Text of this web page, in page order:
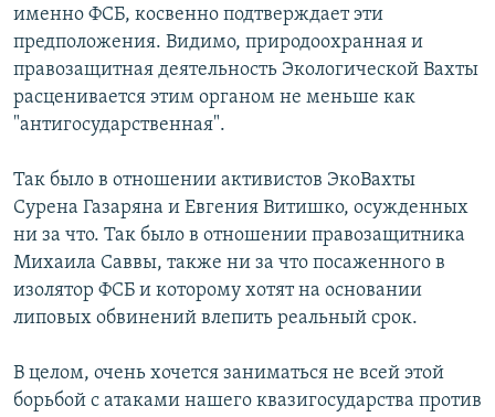
именно ФСБ, косвенно подтверждает эти
предположения. Видимо, природоохранная и
правозащитная деятельность Экологической Вахты
расценивается этим органом не меньше как
"антигосударственная".
Так было в отношении активистов ЭкоВахты
Сурена Газаряна и Евгения Витишко, осужденных
ни за что. Так было в отношении правозащитника
Михаила Саввы, также ни за что посаженного в
изолятор ФСБ и которому хотят на основании
липовых обвинений влепить реальный срок.
В целом, очень хочется заниматься не всей этой
борьбой с атаками нашего квазигосударства против